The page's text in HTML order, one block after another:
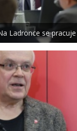
Ladronce se